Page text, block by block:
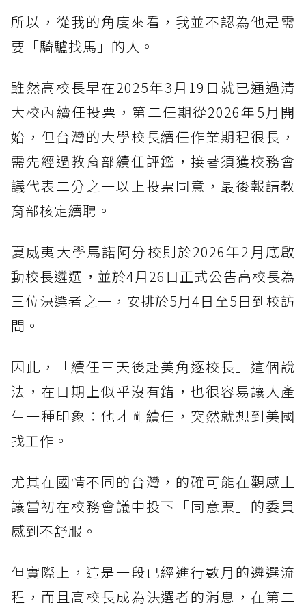
所以，從我的角度來看，我並不認為他是需
要「騎驢找馬」的人。
雖然高校長早在2025年3月19日就已通過清
大校內續任投票，第二任期從2026年5月開
始，但台灣的大學校長續任作業期程很長，
需先經過教育部續任評鑑，接著須獲校務會
議代表二分之一以上投票同意，最後報請教
育部核定續聘。
夏威夷大學馬諾阿分校則於2026年2月底啟
動校長遴選，並於4月26日正式公告高校長為
三位決選者之一，安排於5月4日至5日到校訪
問。
因此，「續任三天後赴美角逐校長」這個說
法，在日期上似乎沒有錯，也很容易讓人產
生一種印象：他才剛續任，突然就想到美國
找工作。
尤其在國情不同的台灣，的確可能在觀感上
讓當初在校務會議中投下「同意票」的委員
感到不舒服。
但實際上，這是一段已經進行數月的遴選流
程，而且高校長成為決選者的消息，在第二